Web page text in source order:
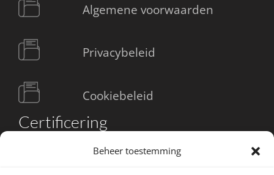
Beheer toestemming
Algemene voorwaarden
Privacybeleid
Cookiebeleid
Certificering